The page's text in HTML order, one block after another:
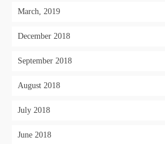
March, 2019
December 2018
September 2018
August 2018
July 2018
June 2018